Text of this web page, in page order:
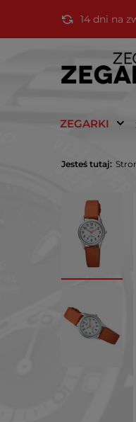
14 dni na
ZEGARKI
Jesteś tutaj: